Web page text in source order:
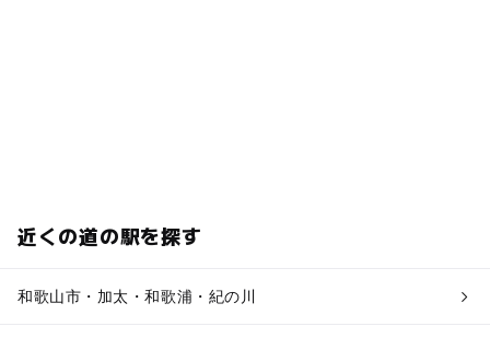
近くの道の駅を探す
和歌山市・加太・和歌浦・紀の川